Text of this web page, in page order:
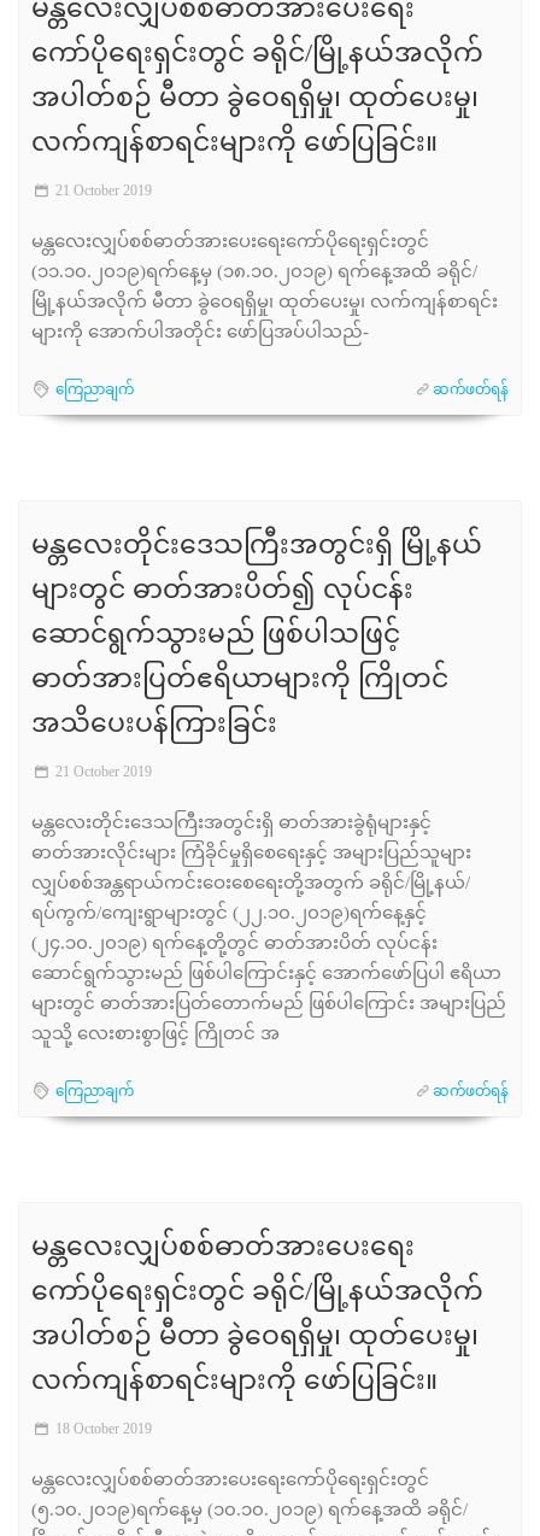
ကော်ပိုရေးရှင်းတွင် ခရိုင်/မြို့နယ်အလိုက်
အပါတ်စဉ် မီတာ ခွဲဝေရရှိမှု၊ ထုတ်ပေးမှု၊
လက်ကျန်စာရင်းများကို ဖော်ပြခြင်း။
21 October 2019
မန္တလေးလျှပ်စစ်ဓာတ်အားပေးရေးကော်ပိုရေးရှင်းတွင်
(၁၁.၁၀.၂၀၁၉)ရက်နေ့မှ (၁၈.၁၀.၂၀၁၉) ရက်နေ့အထိ ခရိုင်/
မြို့နယ်အလိုက် မီတာ ခွဲဝေရရှိမှု၊ ထုတ်ပေးမှု၊ လက်ကျန်စာရင်း
များကို အောက်ပါအတိုင်း ဖော်ပြအပ်ပါသည်-
ကြေညာချက် ဆက်ဖတ်ရန်
မန္တလေးတိုင်းဒေသကြီးအတွင်းရှိ မြို့နယ်
များတွင် ဓာတ်အားပိတ်၍ လုပ်ငန်း
ဆောင်ရွက်သွားမည် ဖြစ်ပါသဖြင့်
ဓာတ်အားပြတ်ဧရိယာများကို ကြိုတင်
အသိပေးပန်ကြားခြင်း
21 October 2019
မန္တလေးတိုင်းဒေသကြီးအတွင်းရှိ ဓာတ်အားခွဲရုံများနှင့်
ဓာတ်အားလိုင်းများ ကြံခိုင်မှုရှိစေရေးနှင့် အများပြည်သူများ
လျှပ်စစ်အန္တရာယ်ကင်းဝေးစေရေးတို့အတွက် ခရိုင်/မြို့နယ်/
ရပ်ကွက်/ကျေးရွာများတွင် (၂၂.၁၀.၂၀၁၉)ရက်နေ့နှင့်
(၂၄.၁၀.၂၀၁၉) ရက်နေ့တို့တွင် ဓာတ်အားပိတ် လုပ်ငန်း
ဆောင်ရွက်သွားမည် ဖြစ်ပါကြောင်းနှင့် အောက်ဖော်ပြပါ ဧရိယာ
များတွင် ဓာတ်အားပြတ်တောက်မည် ဖြစ်ပါကြောင်း အများပြည်
သူသို့ လေးစားစွာဖြင့် ကြိုတင် အ
ကြေညာချက် ဆက်ဖတ်ရန်
မန္တလေးလျှပ်စစ်ဓာတ်အားပေးရေး
ကော်ပိုရေးရှင်းတွင် ခရိုင်/မြို့နယ်အလိုက်
အပါတ်စဉ် မီတာ ခွဲဝေရရှိမှု၊ ထုတ်ပေးမှု၊
လက်ကျန်စာရင်းများကို ဖော်ပြခြင်း။
18 October 2019
မန္တလေးလျှပ်စစ်ဓာတ်အားပေးရေးကော်ပိုရေးရှင်းတွင်
(၅.၁၀.၂၀၁၉)ရက်နေ့မှ (၁၀.၁၀.၂၀၁၉) ရက်နေ့အထိ ခရိုင်/